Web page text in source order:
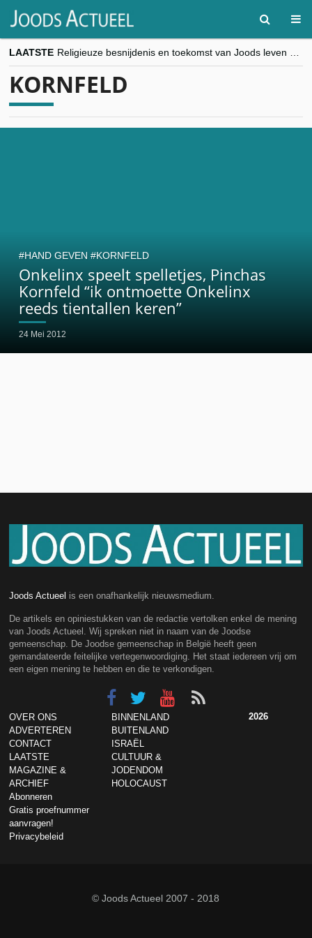
LAATSTE
“Besnijdenisdebat toont hoe moeilijk seculiere Westen minderheden begrijpt”, Jinnih Beels (Vooruit)
KORNFELD
Onkelinx speelt spelletjes, Pinchas
Kornfeld “ik ontmoette Onkelinx
reeds tientallen keren”
24 Mei 2012
HAND GEVEN KORNFELD
Joods Actueel is een onafhankelijk nieuwsmedium.
De artikels en opiniestukken van de redactie vertolken enkel de mening
van Joods Actueel. Wij spreken niet in naam van de Joodse
gemeenschap. De Joodse gemeenschap in België heeft geen
gemandateerde feitelijke vertegenwoordiging. Het staat iedereen vrij om
een eigen mening te hebben en die te verkondigen.
OVER ONS
ADVERTEREN
CONTACT
LAATSTE
MAGAZINE &
ARCHIEF
Abonneren
Gratis proefnummer
aanvragen!
Privacybeleid
BINNENLAND
BUITENLAND
ISRAËL
CULTUUR &
JODENDOM
HOLOCAUST
2026
© Joods Actueel 2007 - 2018